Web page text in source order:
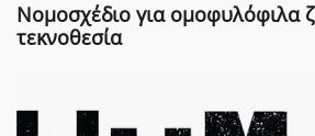
Νομοσχέδιο για ομοφυλόφιλα
τεκνοθεσία